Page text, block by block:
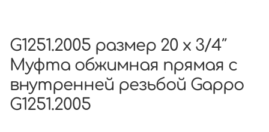
G1251.2005 размер 20 х 3/4″
Муфта обжимная прямая с
внутренней резьбой Gappo
G1251.2005